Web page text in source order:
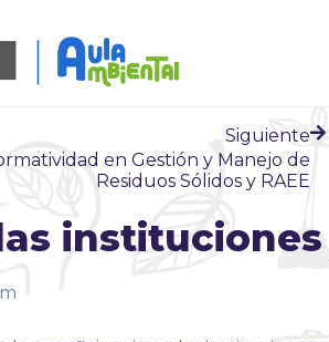
Siguiente
en Gestión y Manejo de
Residuos Sólidos y RAEE